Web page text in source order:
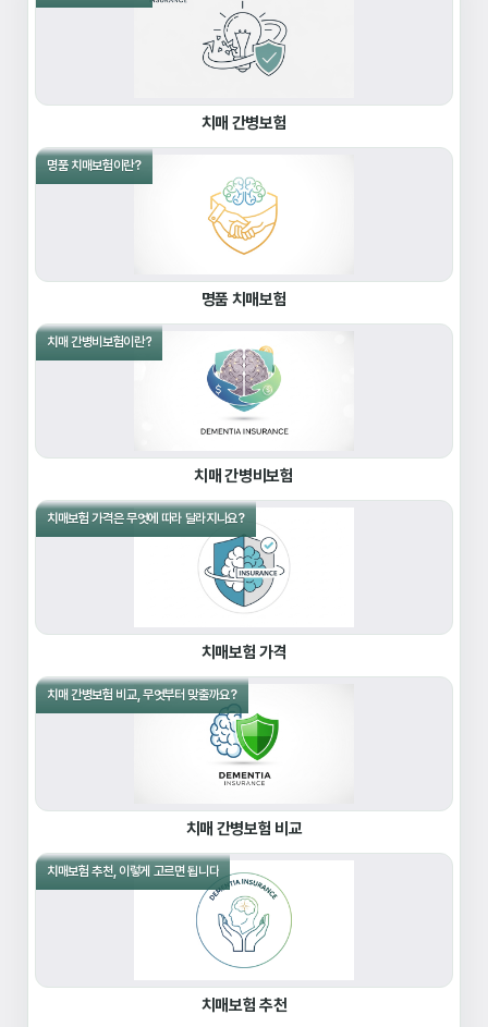
치매 간병보험
명품 치매보험이란?
명품 치매보험
치매 간병비보험이란?
치매 간병비보험
치매보험 가격은 무엇에 따라 달라지나요?
치매보험 가격
치매 간병보험 비교, 무엇부터 맞출까요?
치매 간병보험 비교
치매보험 추천, 이렇게 고르면 됩니다
치매보험 추천